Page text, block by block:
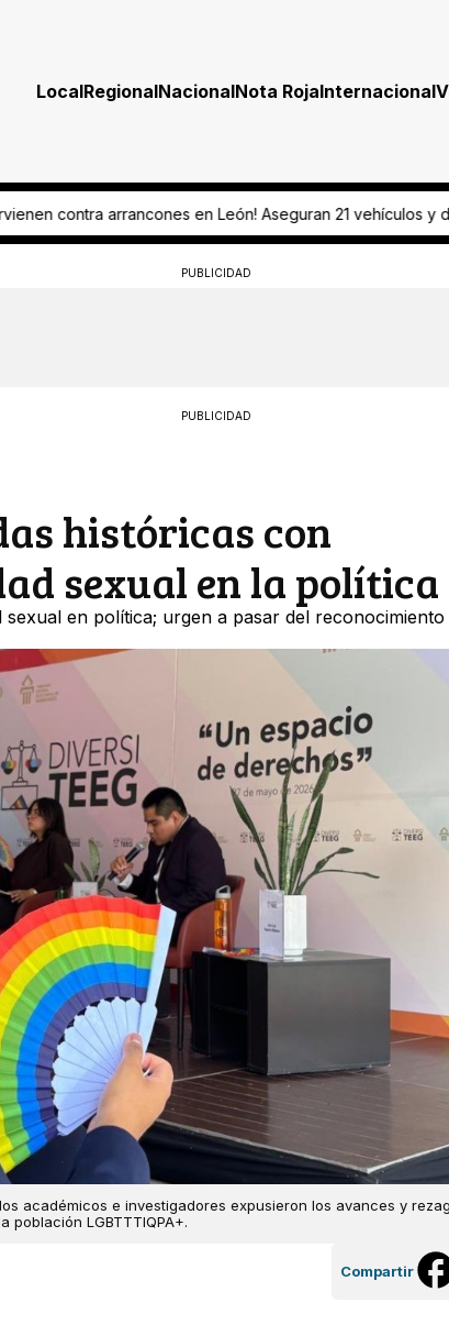
LocalRegionalNacionalNota RojaInternacional
Aseguran 21 vehículos y detienen a dos conductores
PUBLICIDAD
PUBLICIDAD
históricas con
sexual en la política
en política; urgen a pasar del
académicos e investigadores expusieron los avances y
LGBTTTIQPA+.
Compartir